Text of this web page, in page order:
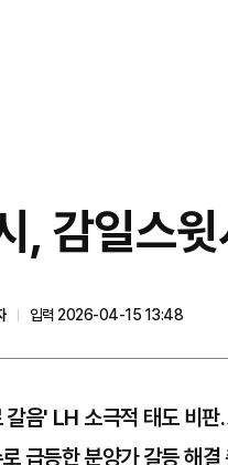
, 감일스
입력 2026-04-15 13:48
갈음' LH 소극적 태도 비
급등한 분양가 갈등 해